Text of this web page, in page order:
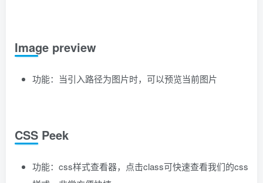
Image preview
功能：当引入路径为图片时，可以预览当前图片
CSS Peek
功能：css样式查看器，点击class可快速查看我们的css